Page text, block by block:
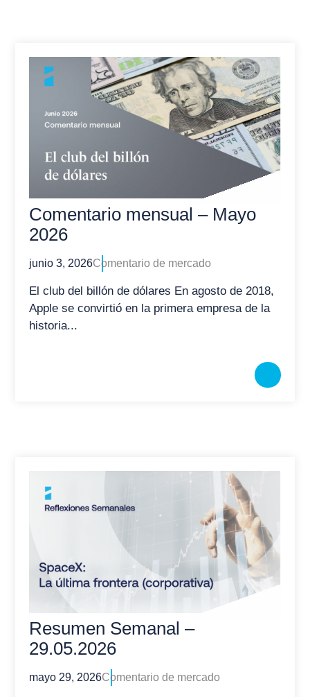
Comentario mensual – Mayo
2026
junio 3, 2026Comentario de mercado
El club del billón de dólares En agosto de 2018,
Apple se convirtió en la primera empresa de la
historia...
Resumen Semanal –
29.05.2026
mayo 29, 2026Comentario de mercado